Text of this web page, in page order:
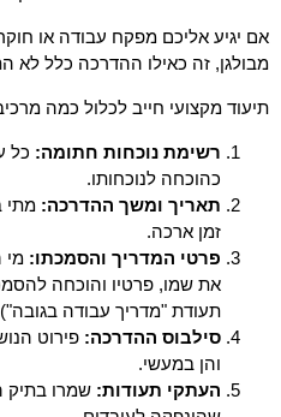
אם יגיע אליכם מפקח עבודה או
מבולגן, זה כאילו ההדרכה כלל לא
תיעוד מקצועי חייב לכלול כמה
רשימת נוכחות חתומה: כל
כהוכחה לנוכחותו.
תאריך ומשך ההדרכה: מתי
זמן ארכה.
פרטי המדריך והסמכתו: מי
את שמו, פרטיו והוכחה
תעודת "מדריך עבודה
סילבוס ההדרכה: פירוט
והן במעשי.
העתקי תעודות: שמרו